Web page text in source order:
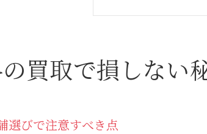
高価買取に
高価買取を実現
買取手数料
買取で損しない
選びで注意すべき点